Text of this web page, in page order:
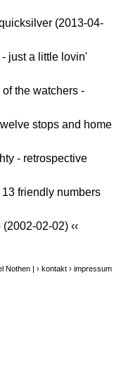
(2013-04-
- just a little lovin'
of the watchers -
stops and home
- retrospective
13 friendly numbers
02-02) ‹‹
Nothen |› kontakt › impressum